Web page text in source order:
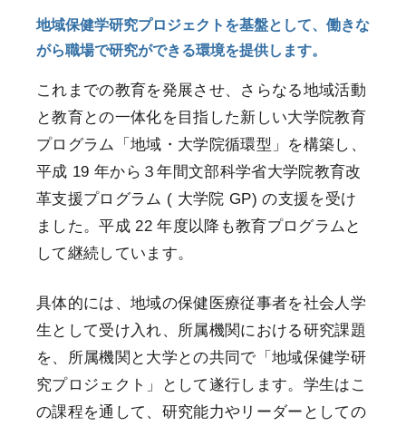
地域保健学研究プロジェクトを基盤として、働きな
がら職場で研究ができる環境を提供します。
これまでの教育を発展させ、さらなる地域活動
と教育との一体化を目指した新しい大学院教育
プログラム「地域・大学院循環型」を構築し、
平成 19 年から３年間文部科学省大学院教育改
革支援プログラム ( 大学院 GP) の支援を受け
ました。平成 22 年度以降も教育プログラムと
して継続しています。
具体的には、地域の保健医療従事者を社会人学
生として受け入れ、所属機関における研究課題
を、所属機関と大学との共同で「地域保健学研
究プロジェクト」として遂行します。学生はこ
の課程を通して、研究能力やリーダーとしての